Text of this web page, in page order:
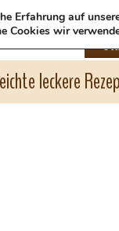
leckere
Erfahrung auf
Cookies wir